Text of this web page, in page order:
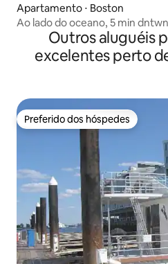
Apartamento ⋅ Boston
Ao lado do oceano, 5 min
Outros aluguéis
excelentes perto
Preferido dos hóspedes
Preferido dos hóspedes